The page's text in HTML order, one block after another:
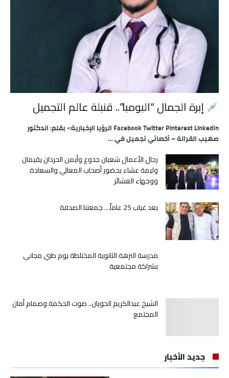
إبرة الجمال “البومبا”.. قنبلة عالم التجميل
Facebook Twitter Pinterest LinkedIn الرؤيا الإخبارية:- بقلم: الدكتور
صهيب القرالة – أخصائي تجميل في …
رجال الأعمال شعبان جدوع وأيمن الحردان يقيمان
وليمة عشاء بحضور أصحاب المعالي والسعادة
ووجهاء العشائر
بعد غياب 25 عاماً… جمعتنا الصدفة
مدرسة النزهة الثانوية المختلطة يوم طبي مجاني
بشراكة مجتمعية
الشيخ عبدالكريم الحويان.. صوت الحكمة وصمام أمان
المجتمع
جديد الأخبار